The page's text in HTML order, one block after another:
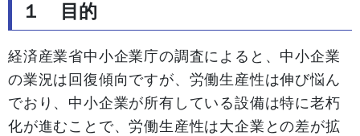
１ 目的
経済産業省中小企業庁の調査によると、中小企業
の業況は回復傾向ですが、労働生産性は伸び悩ん
でおり、中小企業が所有している設備は特に老朽
化が進むことで、労働生産性は大企業との差が拡